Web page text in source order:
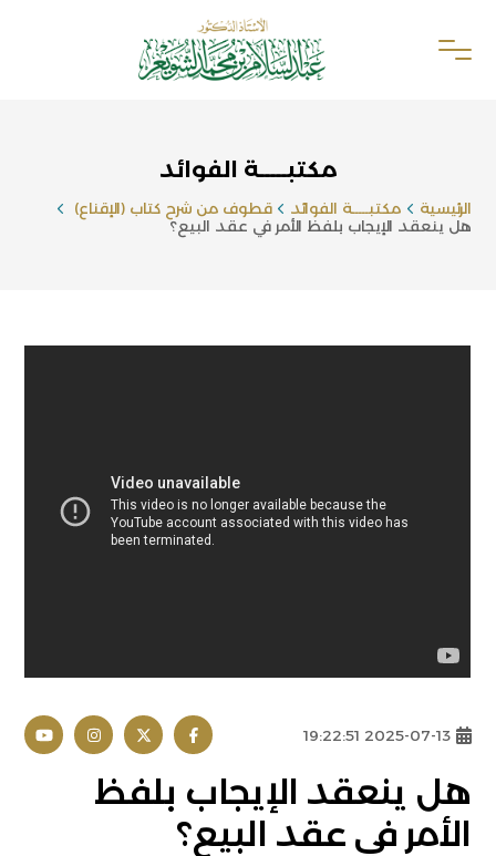
مكتبـــــة الفوائد
الرئيسية مكتبـــــة الفوائد
قطوف من شرح كتاب (الإقناع)
هل ينعقد الإيجاب بلفظ الأمر في عقد البيع؟
2025-07-13 19:22:51
هل ينعقد الإيجاب بلفظ
الأمر في عقد البيع؟